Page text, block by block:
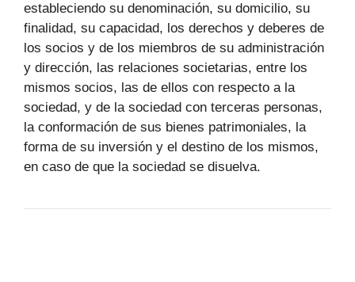
estableciendo su denominación, su domicilio, su
finalidad, su capacidad, los derechos y deberes de
los socios y de los miembros de su administración
y dirección, las relaciones societarias, entre los
mismos socios, las de ellos con respecto a la
sociedad, y de la sociedad con terceras personas,
la conformación de sus bienes patrimoniales, la
forma de su inversión y el destino de los mismos,
en caso de que la sociedad se disuelva.